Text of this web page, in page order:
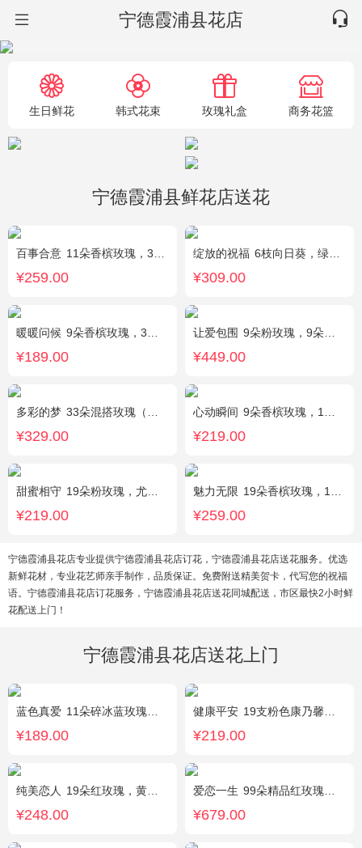
宁德霞浦县花店
生日鲜花 韩式花束 玫瑰礼盒 商务花篮
宁德霞浦县鲜花店送花
百事合意 11朵香槟玫瑰，3枝多头白百合，黄莺搭配
¥259.00
绽放的祝福 6枝向日葵，绿色桔梗、尤加利搭配
¥309.00
暖暖问候 9朵香槟玫瑰，3朵向日葵，满天星、绿叶搭配
¥189.00
让爱包围 9朵粉玫瑰，9朵红玫瑰，7朵白玫瑰，7朵蓝玫瑰，7朵香槟玫瑰，满天星和绿草丰满外围，随机赠送两只公仔
¥449.00
多彩的梦 33朵混搭玫瑰（香槟玫瑰+粉玫瑰+白玫瑰），配花、绿叶搭配
¥329.00
心动瞬间 9朵香槟玫瑰，1个蓝色绣球，1支多头白百合，桔梗、绿叶搭配
¥219.00
甜蜜相守 19朵粉玫瑰，尤加利、小花搭配
¥219.00
魅力无限 19朵香槟玫瑰，1枝多头白百合，桔梗、小花、绿叶搭配
¥259.00
宁德霞浦县花店专业提供宁德霞浦县花店订花，宁德霞浦县花店送花服务。优选
新鲜花材，专业花艺师亲手制作，品质保证。免费附送精美贺卡，代写您的祝福
语。宁德霞浦县花店订花服务，宁德霞浦县花店送花同城配送，市区最快2小时鲜
花配送上门！
宁德霞浦县花店送花上门
蓝色真爱 11朵碎冰蓝玫瑰，尤加利绿叶搭配
¥189.00
健康平安 19支粉色康乃馨，1支香水百合，搭配适量石竹梅、黄莺。
¥219.00
纯美恋人 19朵红玫瑰，黄莺、满天星、绿叶适量点缀
¥248.00
爱恋一生 99朵精品红玫瑰，搭配适量相思梅。
¥679.00